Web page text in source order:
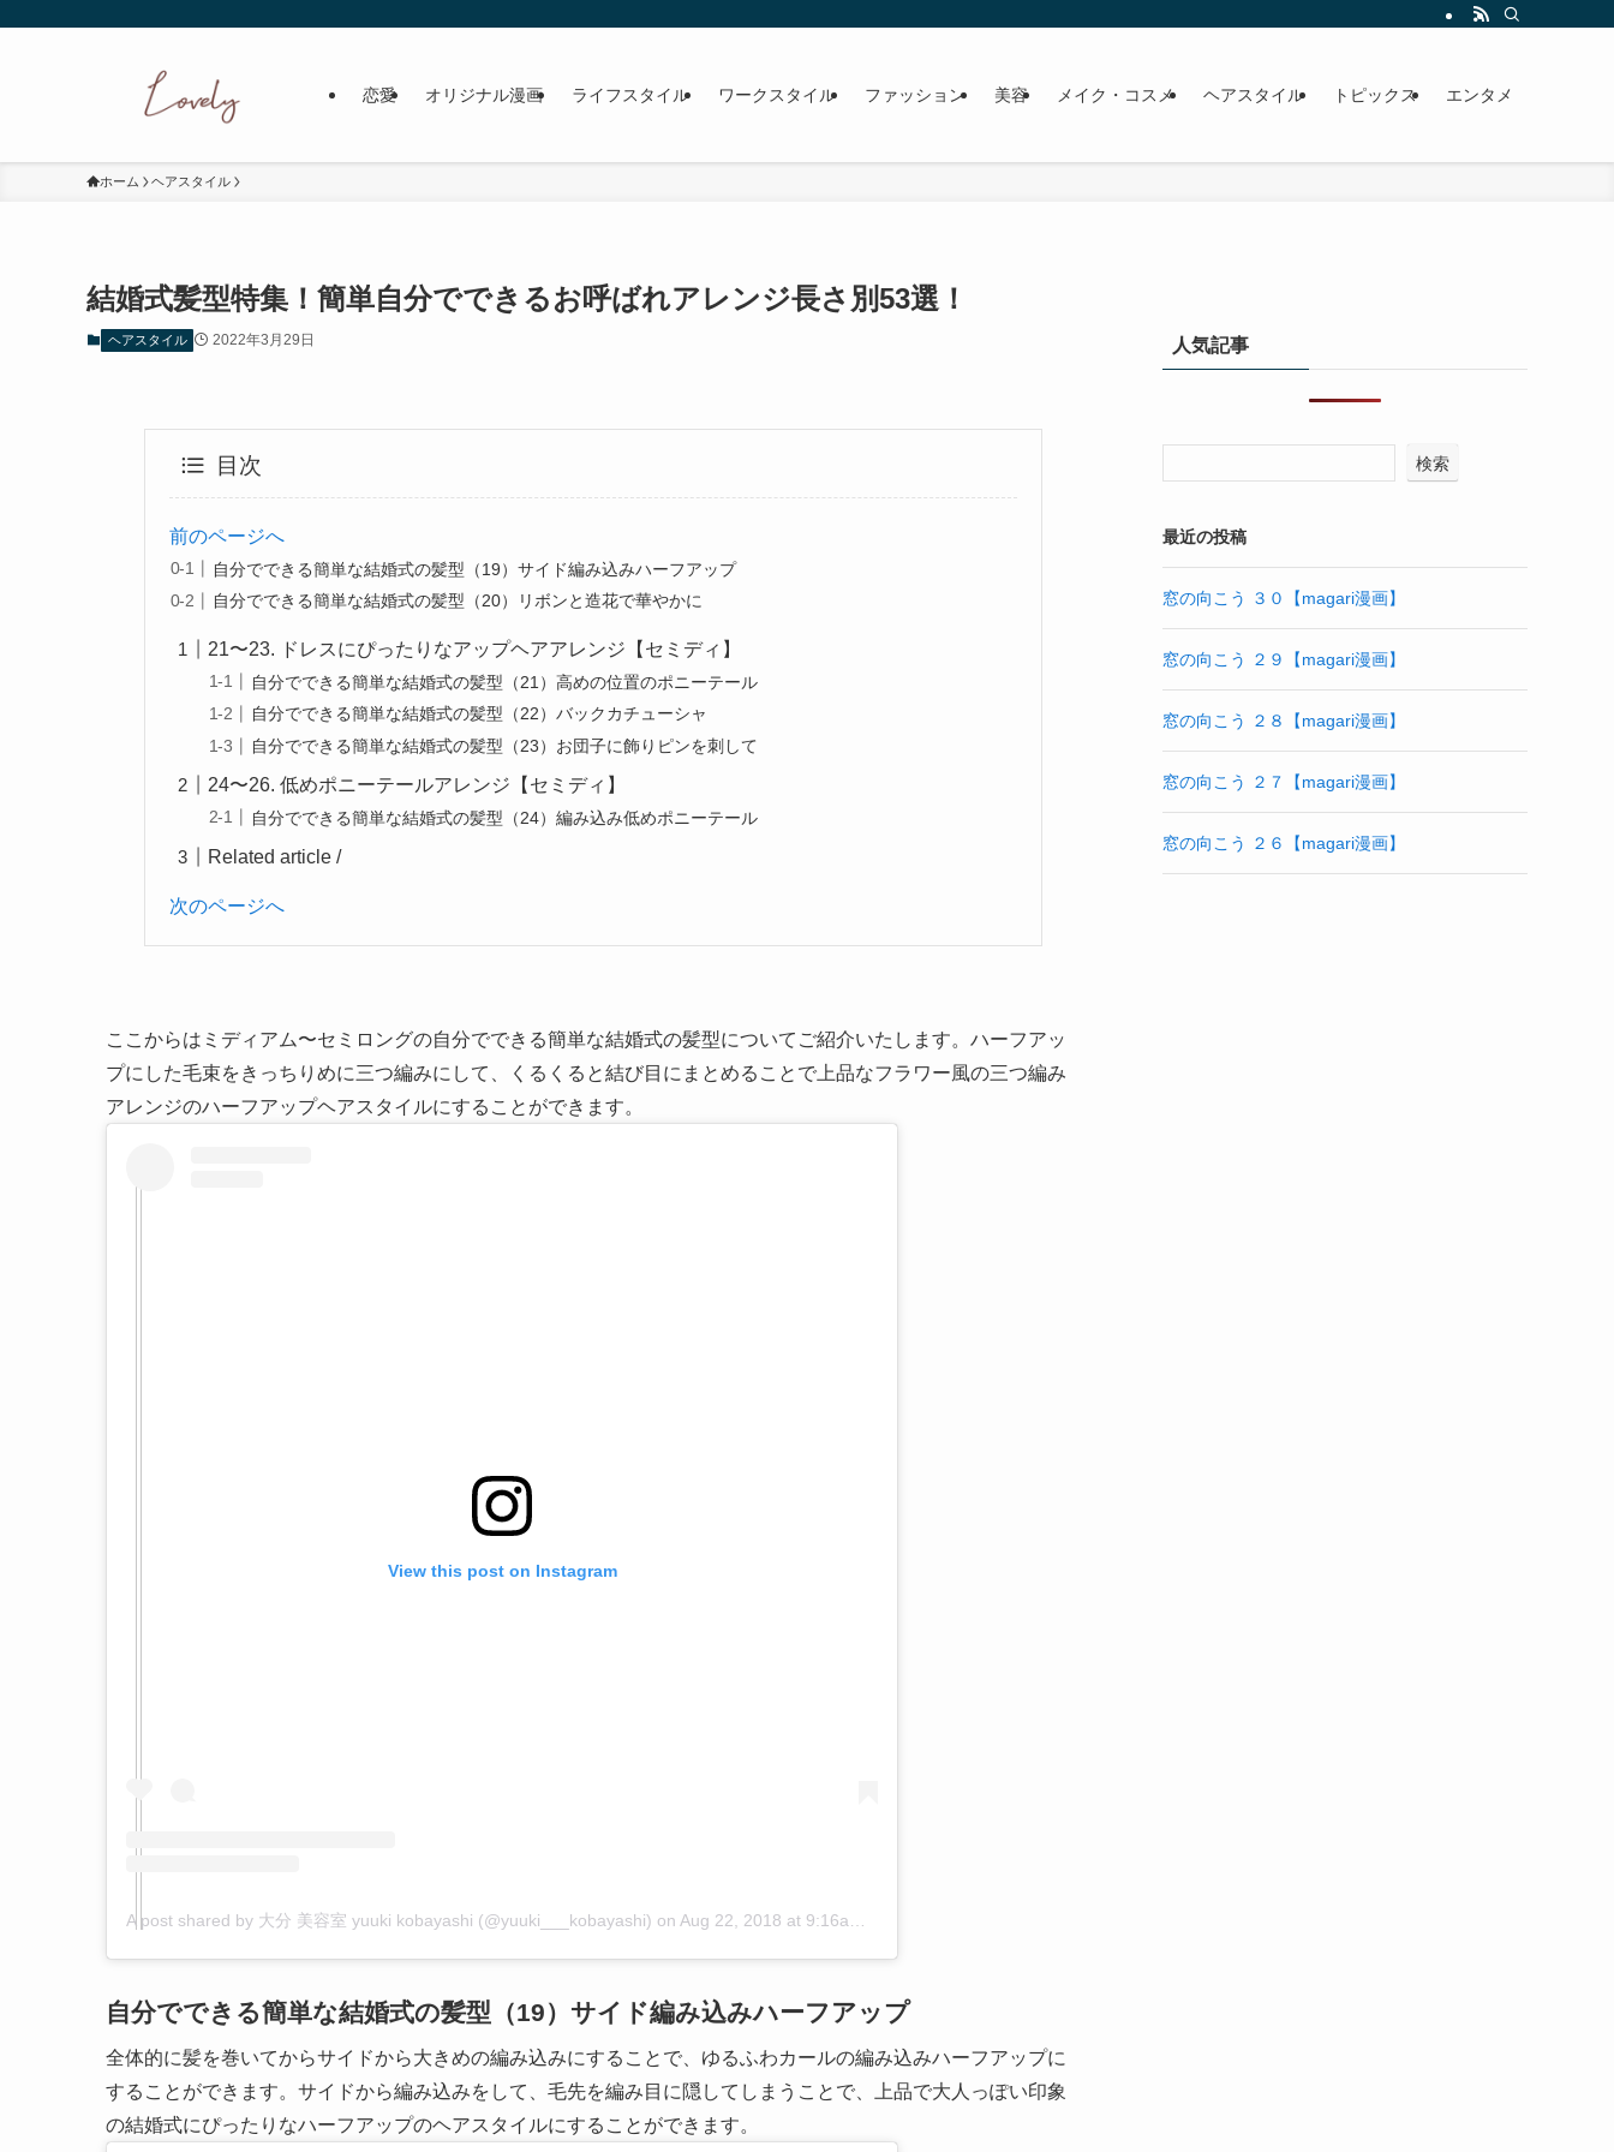
恋愛 オリジナル漫画 ライフスタイル ワークスタイル ファッション 美容 メイク・コスメ ヘアスタイル トピックス エンタメ
ホーム ヘアスタイル
結婚式髪型特集！簡単自分でできるお呼ばれアレンジ長さ別53選！
ヘアスタイル 2022年3月29日
目次
前のページへ
自分でできる簡単な結婚式の髪型（19）サイド編み込みハーフアップ
自分でできる簡単な結婚式の髪型（20）リボンと造花で華やかに
21〜23. ドレスにぴったりなアップヘアアレンジ【セミディ】
自分でできる簡単な結婚式の髪型（21）高めの位置のポニーテール
自分でできる簡単な結婚式の髪型（22）バックカチューシャ
自分でできる簡単な結婚式の髪型（23）お団子に飾りピンを刺して
24〜26. 低めポニーテールアレンジ【セミディ】
自分でできる簡単な結婚式の髪型（24）編み込み低めポニーテール
Related article /
次のページへ
ここからはミディアム〜セミロングの自分でできる簡単な結婚式の髪型についてご紹介いたします。ハーフアッ
プにした毛束をきっちりめに三つ編みにして、くるくると結び目にまとめることで上品なフラワー風の三つ編み
アレンジのハーフアップヘアスタイルにすることができます。
View this post on Instagram
A post shared by 大分 美容室 yuuki kobayashi (@yuuki___kobayashi) on Aug 22, 2018 at 9:16am PDT
自分でできる簡単な結婚式の髪型（19）サイド編み込みハーフアップ
全体的に髪を巻いてからサイドから大きめの編み込みにすることで、ゆるふわカールの編み込みハーフアップに
することができます。サイドから編み込みをして、毛先を編み目に隠してしまうことで、上品で大人っぽい印象
の結婚式にぴったりなハーフアップのヘアスタイルにすることができます。
人気記事
検索
最近の投稿
窓の向こう ３０【magari漫画】
窓の向こう ２９【magari漫画】
窓の向こう ２８【magari漫画】
窓の向こう ２７【magari漫画】
窓の向こう ２６【magari漫画】